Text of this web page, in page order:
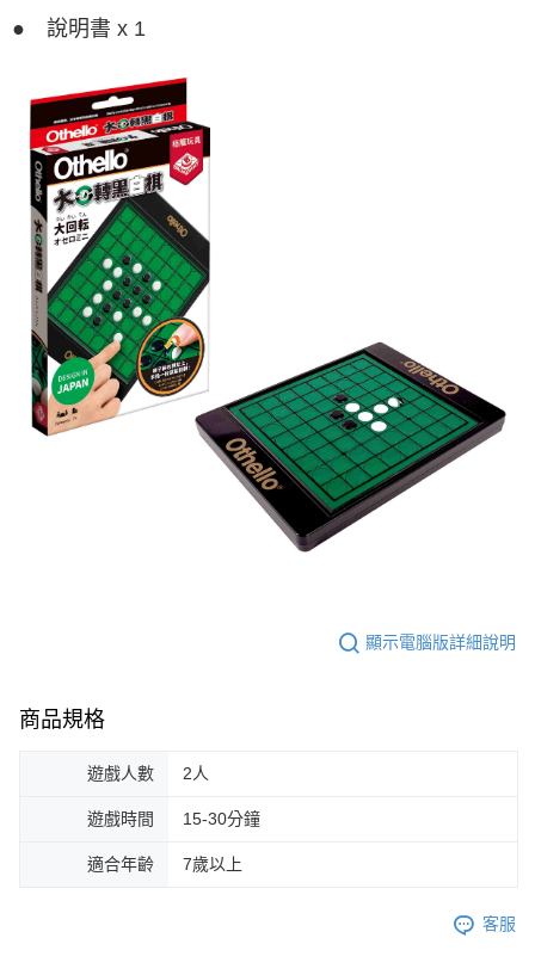
● 說明書 x 1
顯示電腦版詳細說明
商品規格
遊戲人數 2人
遊戲時間 15-30分鐘
適合年齡 7歲以上
客服